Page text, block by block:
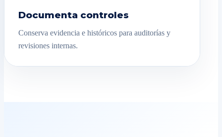
Documenta controles
Conserva evidencia e históricos para auditorías y
revisiones internas.